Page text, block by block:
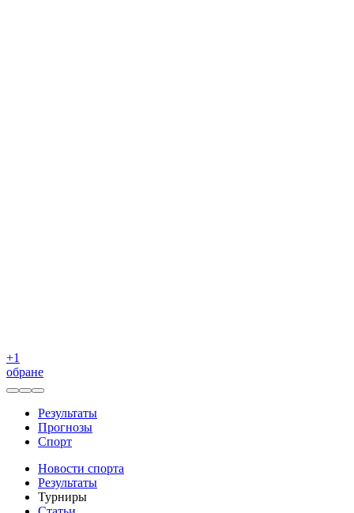
+1
обране
Результаты
Прогнозы
Спорт
Новости спорта
Результаты
Турниры